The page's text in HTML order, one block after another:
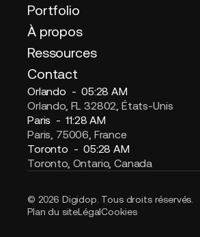
Portfolio
À propos
Ressources
Contact
Orlando -05:28 AM
Orlando, FL 32802, États-Unis
Paris -11:28 AM
Paris, 75006, France
Toronto -05:28 AM
Toronto, Ontario, Canada
© 2026 Digidop. Tous droits réservés.
Plan du siteLégalCookies